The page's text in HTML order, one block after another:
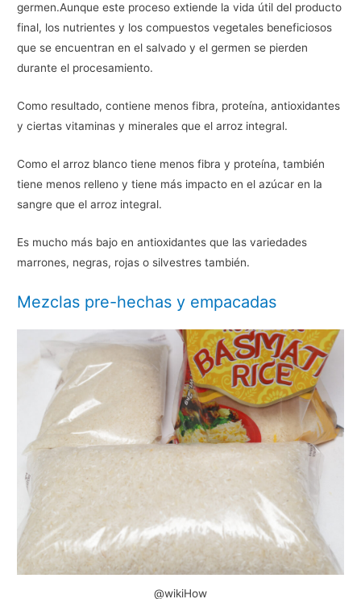
germen.Aunque este proceso extiende la vida útil del producto
final, los nutrientes y los compuestos vegetales beneficiosos
que se encuentran en el salvado y el germen se pierden
durante el procesamiento.
Como resultado, contiene menos fibra, proteína, antioxidantes
y ciertas vitaminas y minerales que el arroz integral.
Como el arroz blanco tiene menos fibra y proteína, también
tiene menos relleno y tiene más impacto en el azúcar en la
sangre que el arroz integral.
Es mucho más bajo en antioxidantes que las variedades
marrones, negras, rojas o silvestres también.
Mezclas pre-hechas y empacadas
@wikiHow